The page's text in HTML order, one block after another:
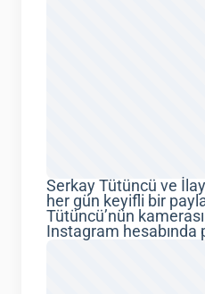
Serkay Tütüncü ve
her gün keyifli bir
Tütüncü’nün
Instagram hesabında